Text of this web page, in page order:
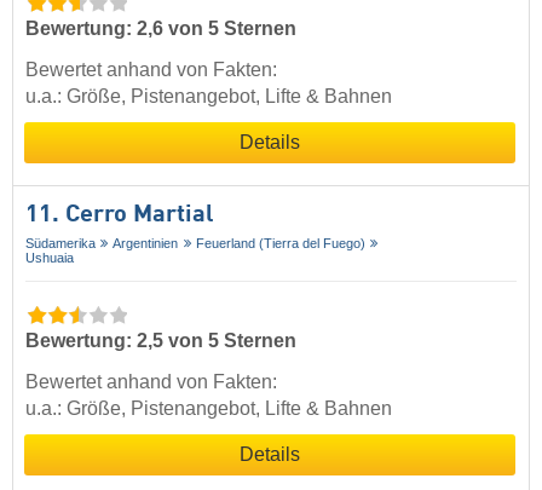
Bewertung: 2,6 von 5 Sternen
Bewertet anhand von Fakten:
u.a.: Größe, Pistenangebot, Lifte & Bahnen
Details
11. Cerro Martial
Südamerika Argentinien
Feuerland (Tierra del Fuego)
Ushuaia
Bewertung: 2,5 von 5 Sternen
Bewertet anhand von Fakten:
u.a.: Größe, Pistenangebot, Lifte & Bahnen
Details